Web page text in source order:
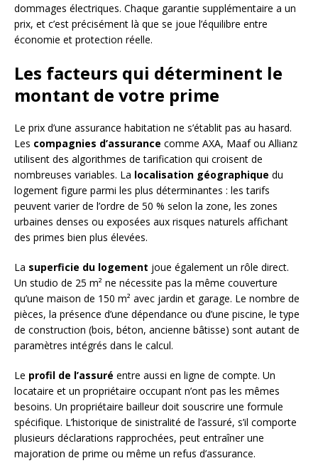
dommages électriques. Chaque garantie supplémentaire a un
prix, et c’est précisément là que se joue l’équilibre entre
économie et protection réelle.
Les facteurs qui déterminent le
montant de votre prime
Le prix d’une assurance habitation ne s’établit pas au hasard.
Les compagnies d’assurance comme AXA, Maaf ou Allianz
utilisent des algorithmes de tarification qui croisent de
nombreuses variables. La localisation géographique du
logement figure parmi les plus déterminantes : les tarifs
peuvent varier de l’ordre de 50 % selon la zone, les zones
urbaines denses ou exposées aux risques naturels affichant
des primes bien plus élevées.
La superficie du logement joue également un rôle direct.
Un studio de 25 m² ne nécessite pas la même couverture
qu’une maison de 150 m² avec jardin et garage. Le nombre de
pièces, la présence d’une dépendance ou d’une piscine, le type
de construction (bois, béton, ancienne bâtisse) sont autant de
paramètres intégrés dans le calcul.
Le profil de l’assuré entre aussi en ligne de compte. Un
locataire et un propriétaire occupant n’ont pas les mêmes
besoins. Un propriétaire bailleur doit souscrire une formule
spécifique. L’historique de sinistralité de l’assuré, s’il comporte
plusieurs déclarations rapprochées, peut entraîner une
majoration de prime ou même un refus d’assurance.